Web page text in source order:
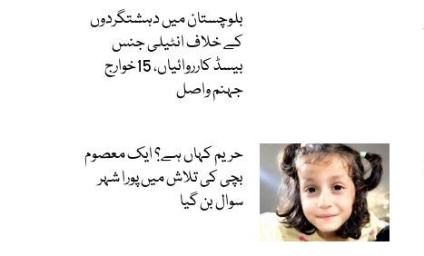
بلوچستان میں دہشتگردوں
کے خلاف انٹیلی جنس
بیسڈ کارروائیاں، 15خوارج
جہنم واصل
حریم کہاں ہے؟ ایک معصوم
بچی کی تلاش میں پورا شہر
سوال بن گیا